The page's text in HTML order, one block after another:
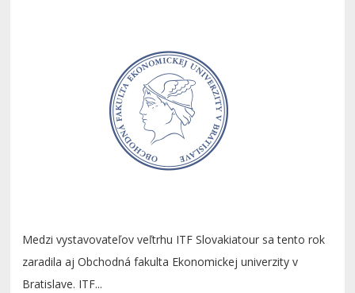
Medzi vystavovateľov veľtrhu ITF Slovakiatour sa tento rok
zaradila aj Obchodná fakulta Ekonomickej univerzity v
Bratislave. ITF...